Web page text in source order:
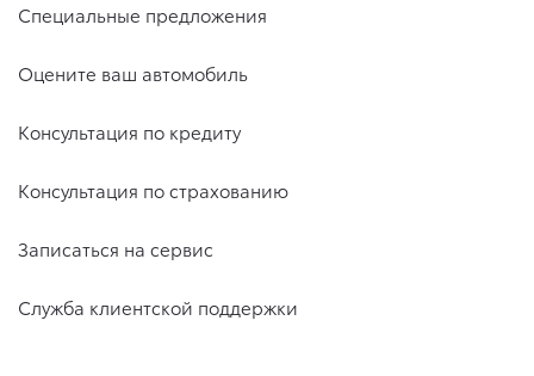
Специальные предложения
Оцените ваш автомобиль
Консультация по кредиту
Консультация по страхованию
Записаться на сервис
Служба клиентской поддержки